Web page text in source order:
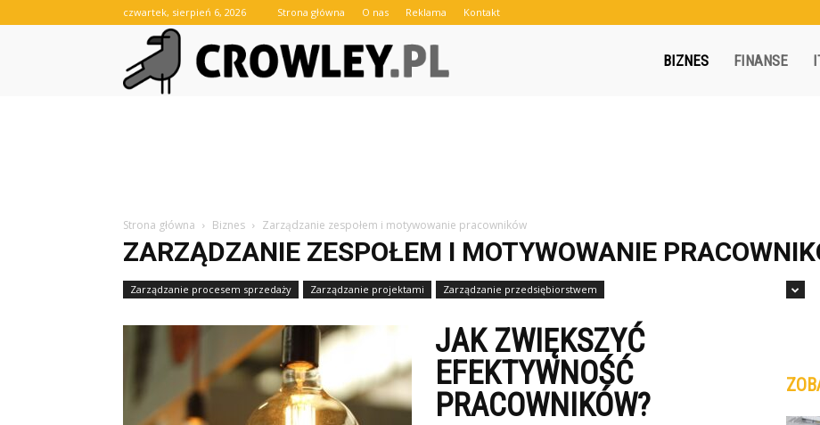
czwartek, sierpień 6, 2026 Strona główna O nas Reklama Kontakt
BIZNES FINANSE
Strona główna Biznes Zarządzanie zespołem i motywowanie pracowników
ZARZĄDZANIE ZESPOŁEM I MOTYWOWANIE
Zarządzanie procesem sprzedaży Zarządzanie projektami
Zarządzanie przedsiębiorstwem
JAK ZWIĘKSZYĆ
EFEKTYWNOŚĆ
PRACOWNIKÓW?